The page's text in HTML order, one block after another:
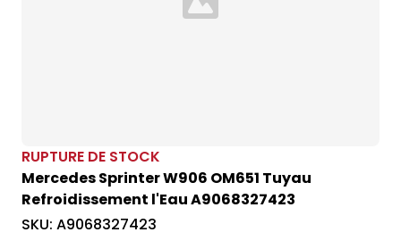
Loading...
RUPTURE DE STOCK
Mercedes Sprinter W906 OM651 Tuyau
Refroidissement l'Eau A9068327423
SKU: A9068327423